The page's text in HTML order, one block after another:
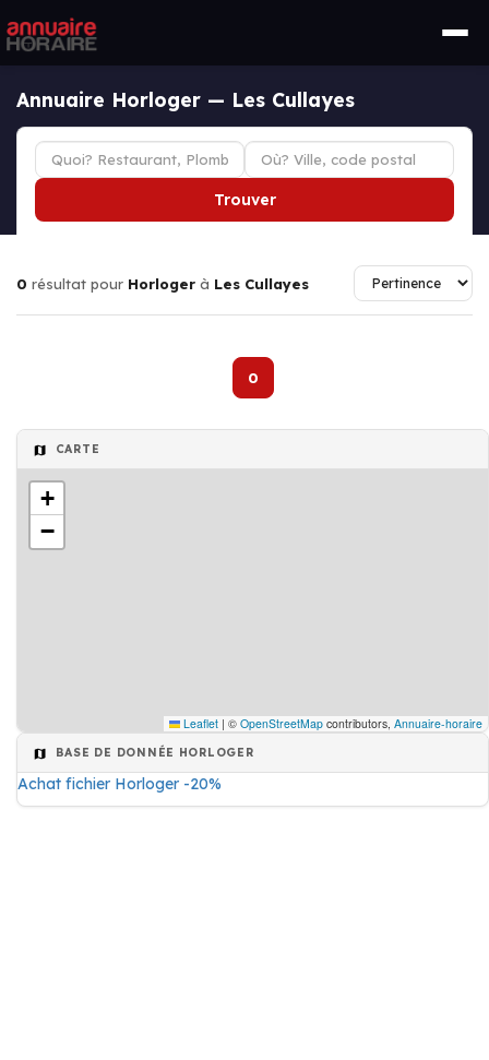
Annuaire Horloger — Les Cullayes
Trouver
0 résultat pour Horloger à Les Cullayes
0
CARTE
+
−
Leaflet | © OpenStreetMap contributors, Annuaire-horaire
BASE DE DONNÉE HORLOGER
Achat fichier Horloger -20%